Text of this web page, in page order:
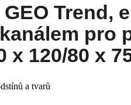
Trend,
pro
x 120/80 x
a tvarů